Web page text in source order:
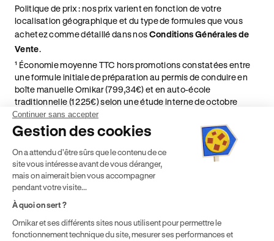
Politique de prix : nos prix varient en fonction de votre
localisation géographique et du type de formules que vous
achetez comme détaillé dans nosConditions Générales de
Vente.
¹ Économie moyenne TTC hors promotions constatées entre
une formule initiale de préparation au permis de conduire en
boîte manuelle Ornikar (799,34€) et en auto-école
traditionnelle (1 225€) selon une étude interne de octobre
2024. Étude menée sur le marché des auto-écoles situées en
France métropolitaine & en outre-mer.
² Le prix de référence auquel est appliqué cette réduction
dépend de la zone géographique dans laquelle vous souhaitez
effectuer vos heures de conduite conformément à l'Article 6
de nos Conditions Générales de Vente
⁵ Montant du financement CPF variable selon les droits acquis
par chaque bénéficiaire. Exemple donné pour un titulaire
solde disponible sur le Compte Personnel de Formation et du
Continuer sans accepter
Gestion des cookies
On a attendu d'être sûrs que le contenu de ce
site vous intéresse avant de vous déranger,
mais on aimerait bien vous accompagner
pendant votre visite...
À quoi on sert ?
Ornikar et ses différents sites nous utilisent pour permettre le
fonctionnement technique du site, mesurer ses performances et